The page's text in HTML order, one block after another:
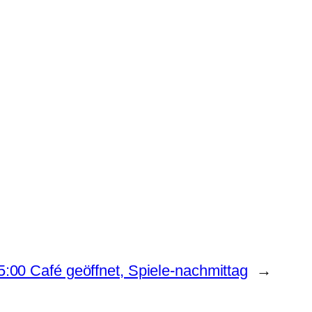
Café geöffnet, Spiele-nachmittag →